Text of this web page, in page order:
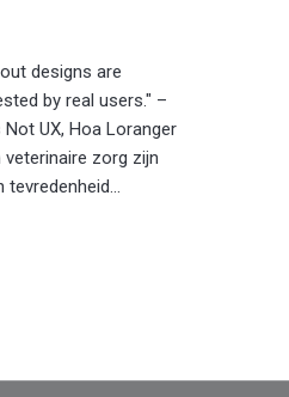
designs are
by real users." –
UX, Hoa Loranger
veterinaire zorg zijn
tevredenheid…